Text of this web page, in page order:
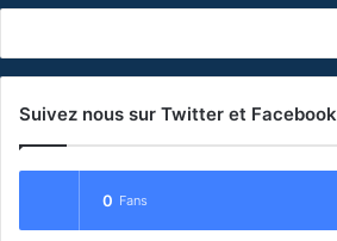
Suivez nous sur Twitter et Facebook
0 Fans